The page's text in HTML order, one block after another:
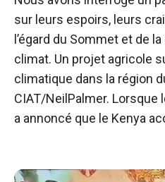
sur leurs espoirs, leurs
l’égard du Sommet et de
climat. Un projet agricole
climatique dans la région
CIAT/NeilPalmer. Lorsque
a annoncé que le Kenya